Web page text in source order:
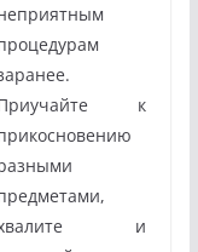
к
и